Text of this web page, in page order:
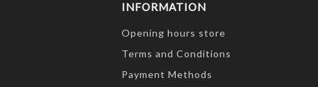
INFORMATION
Opening hours store
Terms and Conditions
Payment Methods